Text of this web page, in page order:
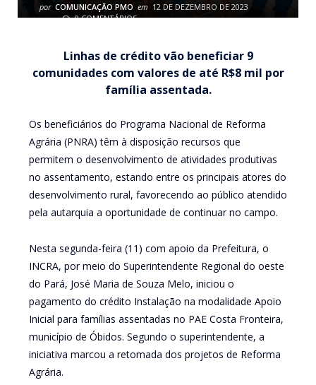
por COMUNICAÇÃO PMO em 12 DE DEZEMBRO DE 2023
0 COMENTÁRIOS
Linhas de crédito vão beneficiar 9
comunidades com valores de até R$8 mil por
família assentada.
Os beneficiários do Programa Nacional de Reforma
Agrária (PNRA) têm à disposição recursos que
permitem o desenvolvimento de atividades produtivas
no assentamento, estando entre os principais atores do
desenvolvimento rural, favorecendo ao público atendido
pela autarquia a oportunidade de continuar no campo.
Nesta segunda-feira (11) com apoio da Prefeitura, o
INCRA, por meio do Superintendente Regional do oeste
do Pará, José Maria de Souza Melo, iniciou o
pagamento do crédito Instalação na modalidade Apoio
Inicial para famílias assentadas no PAE Costa Fronteira,
município de Óbidos. Segundo o superintendente, a
iniciativa marcou a retomada dos projetos de Reforma
Agrária.